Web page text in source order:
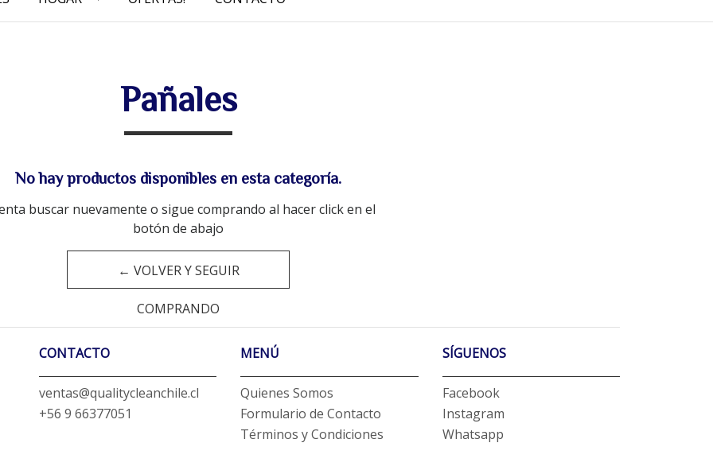
Pañales
No hay productos disponibles en esta categoría.
buscar nuevamente o sigue comprando al hacer click en el
botón de abajo
← VOLVER Y SEGUIR
COMPRANDO
CONTACTO
ventas@qualitycleanchile.cl
+56 9 66377051
MENÚ
Quienes Somos
Formulario de Contacto
Términos y Condiciones
SÍGUENOS
Facebook
Instagram
Whatsapp